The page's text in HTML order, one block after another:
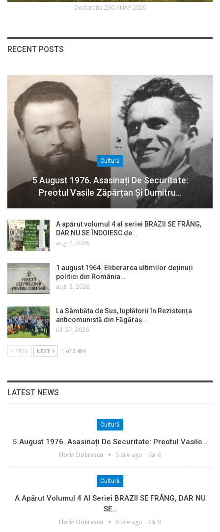
Declaratia 230 ANAF 2020
RECENT POSTS
Cultură
5 August 1976. Asasinați De Securitate:
Preotul Vasile Zăpârțan Și Dumitru…
A apărut volumul 4 al seriei BRAZII SE FRÂNG,
DAR NU SE ÎNDOIESC de…
aug. 4, 2026
1 august 1964. Eliberarea ultimilor deținuți
politici din România…
aug. 3, 2026
La Sâmbăta de Sus, luptătorii în Rezistența
anticomunistă din Făgăraș…
iul. 27, 2026
PREV NEXT 1 of 2.484
LATEST NEWS
Cultură
5 August 1976. Asasinați De Securitate: Preotul Vasile…
Florin Dobrescu 5 zile ago 0
Cultură
A Apărut Volumul 4 Al Seriei BRAZII SE FRÂNG, DAR NU
SE…
Florin Dobrescu 6 zile ago 0